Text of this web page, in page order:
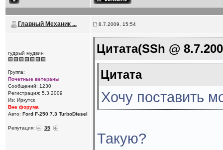
Главный Механик ... 8.7.2009, 15:54
гудрый мудвин
Группа:
Почетные ветераны
Сообщений: 1230
Регистрация: 5.3.2009
Из: Иркутск
Вне форума
Авто: Ford F-250 7.3 TurboDiesel
Репутация: 35
Цитата(SSh @
Цитата
Хочу поставить
Такую?